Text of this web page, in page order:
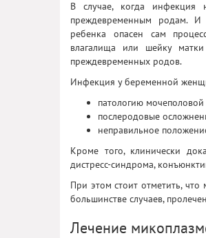
В случае, когда инфекция
преждевременным родам. И
ребенка опасен сам
влагалища или шейку
преждевременных родов.
Инфекция у беременной
патологию мочеполовой
послеродовые
неправильное
Кроме того, клинически
дистресс-синдрома,
При этом стоит отметить,
большинстве случаев,
Лечение